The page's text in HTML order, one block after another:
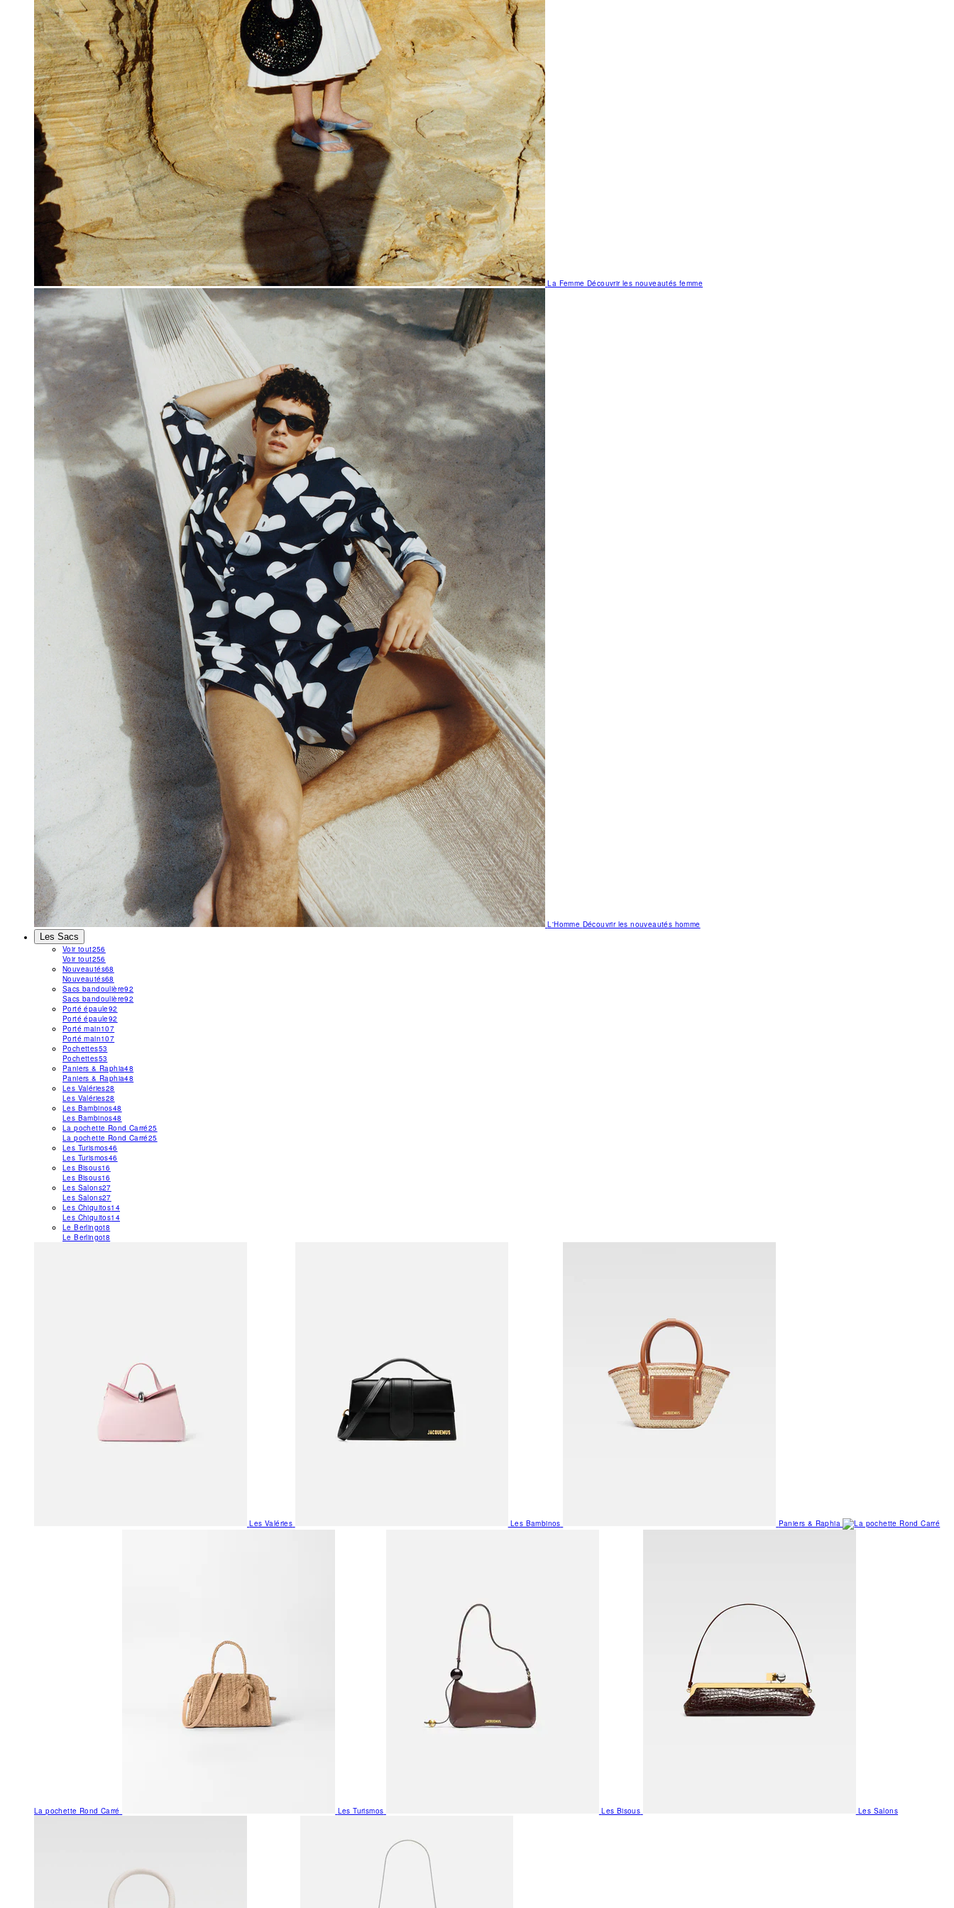
La FemmeDécouvrir les nouveautés femme
L'Homme Découvrir les nouveautés homme
Les Sacs
Voir tout256
Voir tout256
Nouveautés68
Nouveautés68
Sacs bandoulière92
Sacs bandoulière92
Porté épaule92
Porté épaule92
Porté main107
Porté main107
Pochettes53
Pochettes53
Paniers & Raphia48
Paniers & Raphia48
Les Valéries28
Les Valéries28
Les Bambinos48
Les Bambinos48
La pochette Rond Carré25
La pochette Rond Carré25
Les Turismos46
Les Turismos46
Les Bisous16
Les Bisous16
Les Salons27
Les Salons27
Les Chiquitos14
Les Chiquitos14
Le Berlingot8
Le Berlingot8
Les Valéries Les Bambinos Paniers & Raphia
La pochette Rond Carré Les Turismos Les Bisous Les Salons